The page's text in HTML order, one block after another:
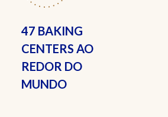
47 BAKING
CENTERS AO
REDOR DO
MUNDO